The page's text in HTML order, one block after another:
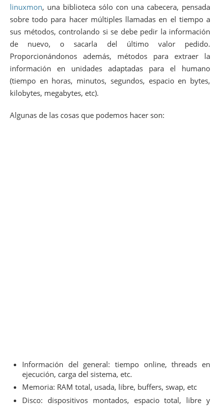
linuxmon, una biblioteca sólo con una cabecera, pensada
sobre todo para hacer múltiples llamadas en el tiempo a
sus métodos, controlando si se debe pedir la información
de nuevo, o sacarla del último valor pedido.
Proporcionándonos además, métodos para extraer la
información en unidades adaptadas para el humano
(tiempo en horas, minutos, segundos, espacio en bytes,
kilobytes, megabytes, etc).
Algunas de las cosas que podemos hacer son:
Información del general: tiempo online, threads en
ejecución, carga del sistema, etc.
Memoria: RAM total, usada, libre, buffers, swap, etc
Disco: dispositivos montados, espacio total, libre y